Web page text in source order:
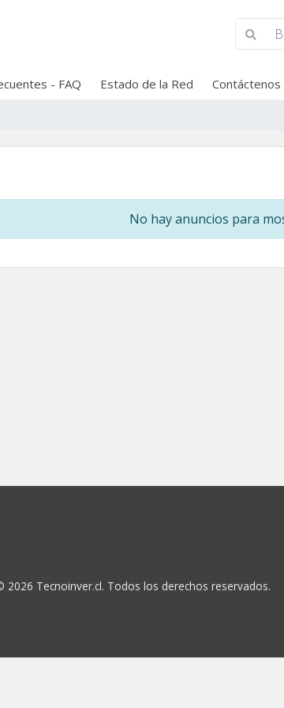
- FAQ Estado de la Red Contáctenos
No hay anuncios para
2026 Tecnoinver.cl. Todos los derechos reservados.